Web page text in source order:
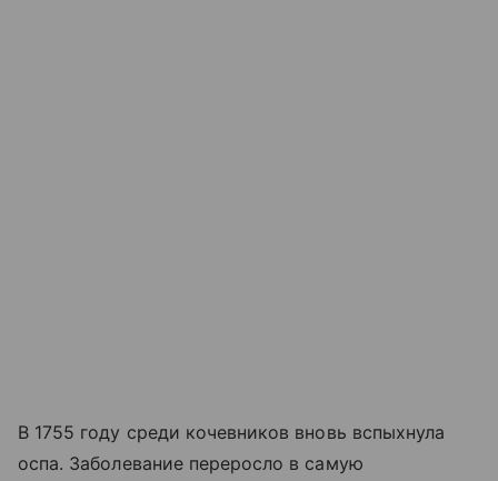
В 1755 году среди кочевников вновь вспыхнула
оспа. Заболевание переросло в самую